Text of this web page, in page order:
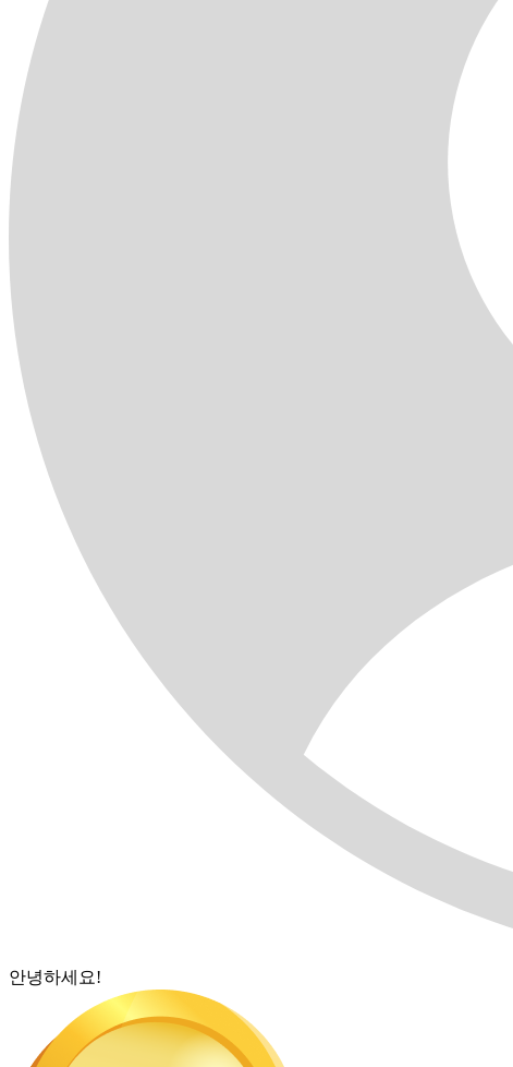
안녕하세요!